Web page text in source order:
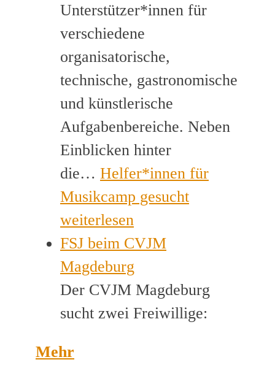
Unterstützer*innen für
verschiedene
organisatorische,
technische, gastronomische
und künstlerische
Aufgabenbereiche. Neben
Einblicken hinter
die… Helfer*innen für
Musikcamp gesucht
weiterlesen
FSJ beim CVJM
Magdeburg
Der CVJM Magdeburg
sucht zwei Freiwillige:
Mehr